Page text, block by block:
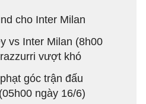
cho Inter Milan
vs Inter Milan (8h00
vượt khó
góc trận đấu
ngày 16/6)